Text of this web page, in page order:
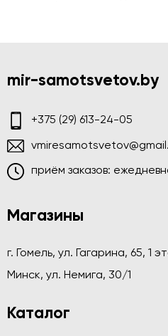
mir-samotsvetov.by
+375 (29) 613-24-05
приём заказов:
Магазины
г. Гомель, ул. Гагарина, 65, 1
Минск, ул. Немига, 30/1
Каталог